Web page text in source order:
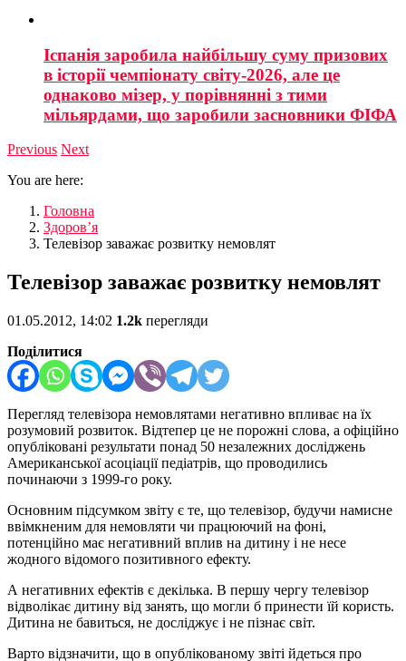
Іспанія заробила найбільшу суму призових
в історії чемпіонату світу-2026, але це
однаково мізер, у порівнянні з тими
мільярдами, що заробили засновники ФІФА
Previous Next
You are here:
Головна
Здоров’я
Телевізор заважає розвитку немовлят
Телевізор заважає розвитку немовлят
01.05.2012, 14:02 1.2k перегляди
Поділитися
Перегляд телевізора немовлятами негативно впливає на їх
розумовий розвиток. Відтепер це не порожні слова, а офіційно
опубліковані результати понад 50 незалежних досліджень
Американської асоціації педіатрів, що проводились
починаючи з 1999-го року.
Основним підсумком звіту є те, що телевізор, будучи намисне
ввімкненим для немовляти чи працюючий на фоні,
потенційно має негативний вплив на дитину і не несе
жодного відомого позитивного ефекту.
А негативних ефектів є декілька. В першу чергу телевізор
відволікає дитину від занять, що могли б принести їй користь.
Дитина не бавиться, не досліджує і не пізнає світ.
Варто відзначити, що в опублікованому звіті йдеться про